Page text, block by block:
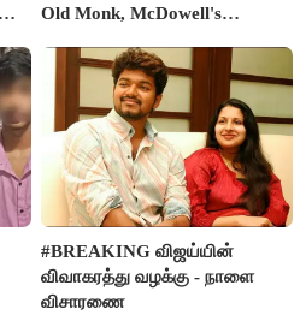
Old Monk, McDowell's
FSSAI தடை
#BREAKING விஜய்யின்
விவாகரத்து வழக்கு - நாளை
விசாரணை